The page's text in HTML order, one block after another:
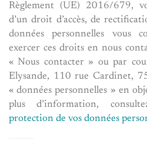
Règlement (UE) 2016/679,
d’un droit d’accès, de
données personnelles vous
exercer ces droits en nous
« Nous contacter » ou par
Elysande, 110 rue Cardinet,
« données personnelles » en
plus d’information,
protection de vos données